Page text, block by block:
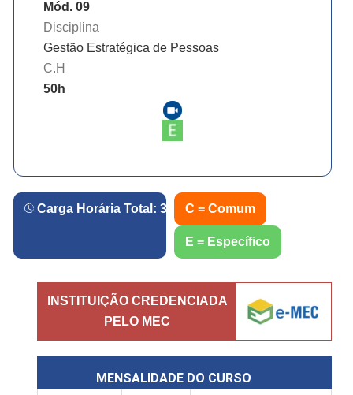
Mód. 09
Disciplina
Gestão Estratégica de Pessoas
C.H
50h
Carga Horária Total: 360 h.
C = Comum
E = Específico
INSTITUIÇÃO CREDENCIADA
PELO MEC
MENSALIDADE DO CURSO